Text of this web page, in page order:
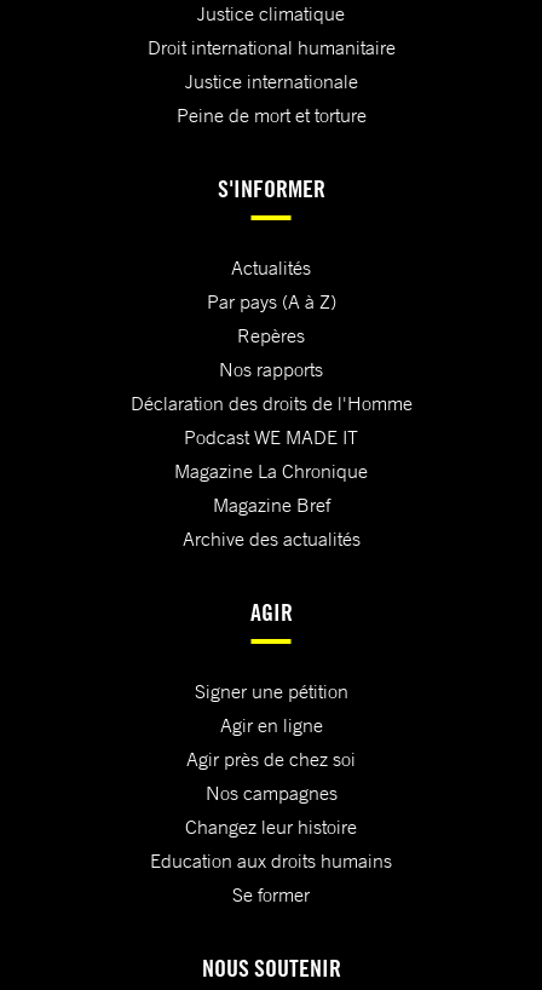
Justice climatique
Droit international humanitaire
Justice internationale
Peine de mort et torture
S'INFORMER
Actualités
Par pays (A à Z)
Repères
Nos rapports
Déclaration des droits de l'Homme
Podcast WE MADE IT
Magazine La Chronique
Magazine Bref
Archive des actualités
AGIR
Signer une pétition
Agir en ligne
Agir près de chez soi
Nos campagnes
Changez leur histoire
Education aux droits humains
Se former
NOUS SOUTENIR